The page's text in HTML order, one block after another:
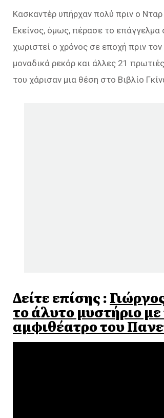
Κασκαντέρ υπήρχαν πολύ πριν ο
Εκείνος, όμως, πέρασε το
χωριστεί ο χρόνος σε εποχή πριν
μοναδικά ρεκόρ και άλλες 21
του χάρισαν μια θέση στο Βιβλίο
Δείτε επίσης :
το άλυτο μυστήριο
αμφιθέατρο του